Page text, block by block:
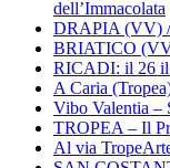
dell’Immacolata
DRAPIA (VV) /
BRIATICO
RICADI: il 26 il
A Caria
Vibo Valentia –
TROPEA – Il
Al via